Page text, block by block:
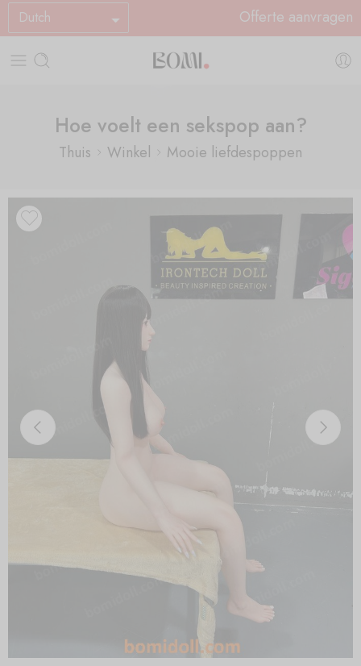
Dutch Offerte aanvragen
Hoe voelt een sekspop aan?
Thuis Winkel Mooie liefdespoppen